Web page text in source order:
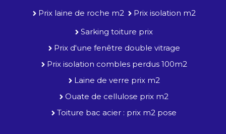
Prix laine de roche m2
Prix isolation m2
Sarking toiture prix
Prix d'une fenêtre double vitrage
Prix isolation combles perdus 100m2
Laine de verre prix m2
Ouate de cellulose prix m2
Toiture bac acier : prix m2 pose